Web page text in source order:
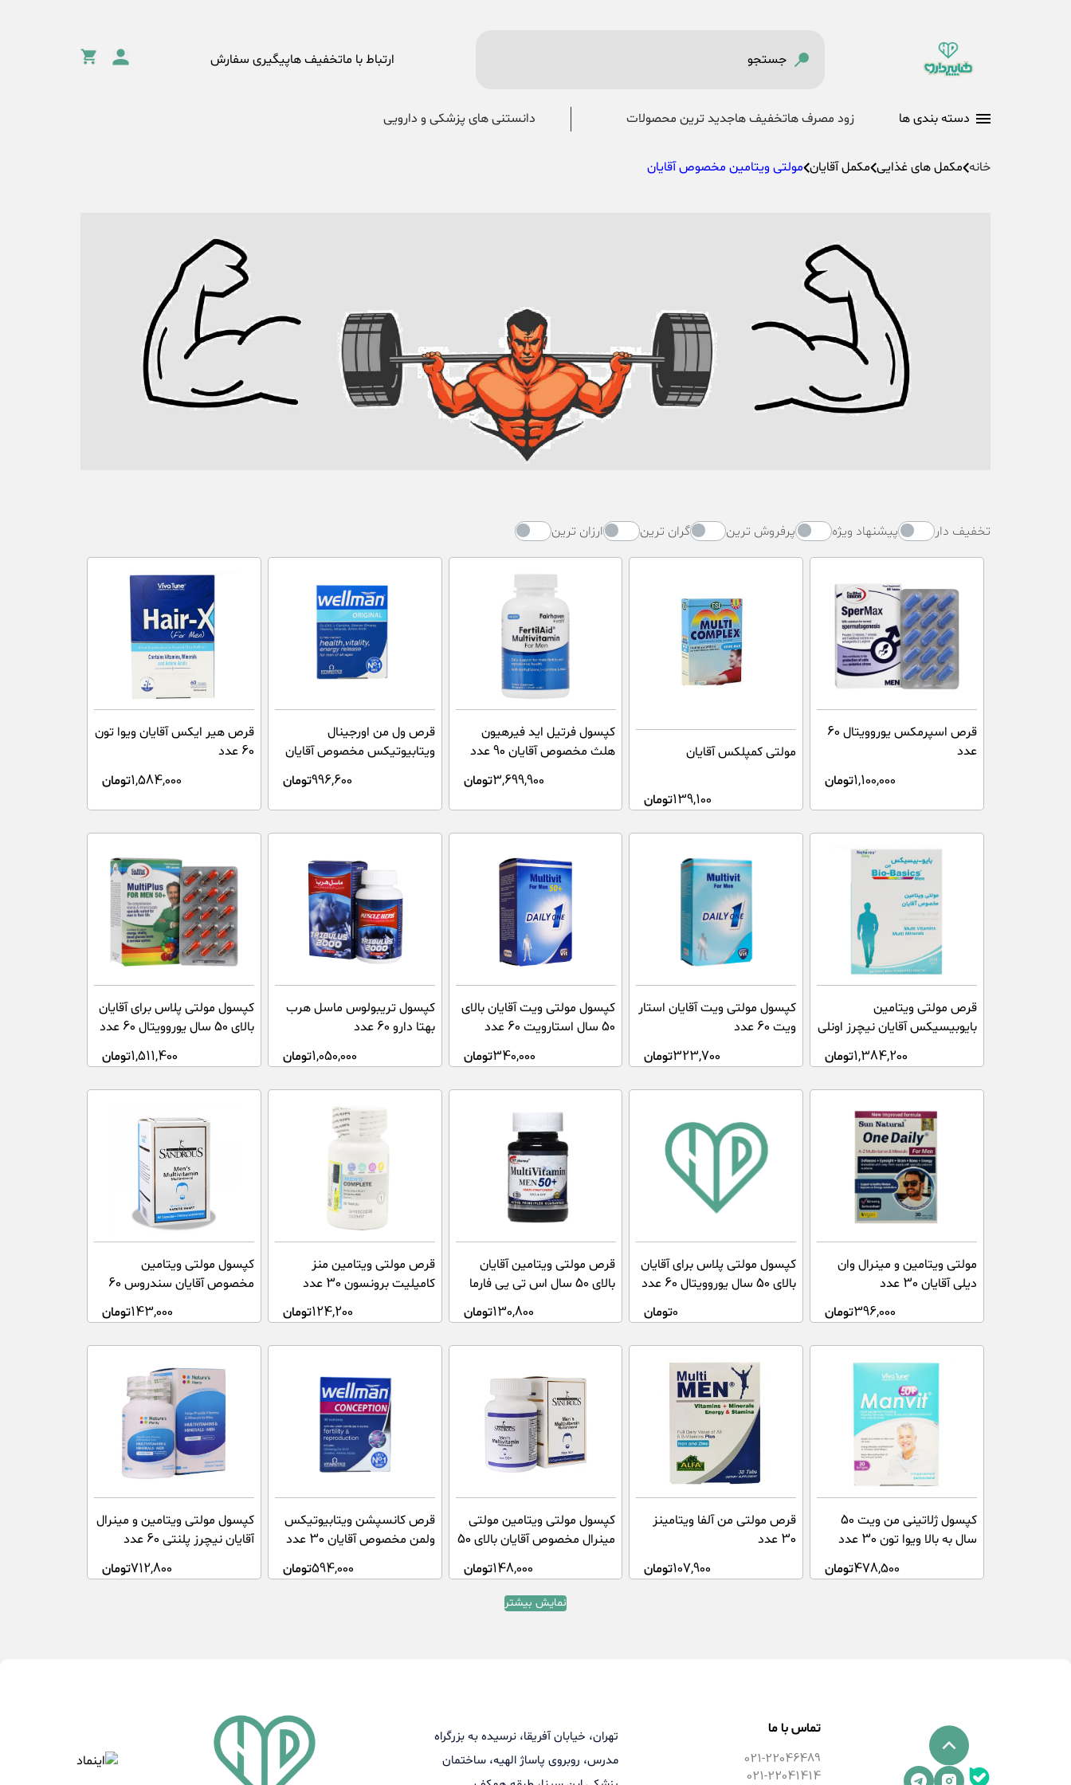
ارتباط با ماتخفیف هاپیگیری سفارش
دسته بندی ها زود مصرف هاتخفیف هاجدید ترین محصولات دانستنی های پزشکی و دارویی
خانه مکمل های غذایی مکمل آقایان مولتی ویتامین مخصوص آقایان
تخفیف دار پیشنهاد ویژه پرفروش ترین گران ترین ارزان ترین
قرص اسپرمکس یوروویتال 60
عدد
1,100,000تومان
مولتی کمپلکس آقایان
139,100تومان
کپسول فرتیل اید فیرهیون
هلث مخصوص آقایان 90 عدد
3,699,900تومان
قرص ول من اورجینال
ویتابیوتیکس مخصوص آقایان
996,600تومان
قرص هیر ایکس آقایان ویوا تون
60 عدد
1,584,000تومان
قرص مولتی ویتامین
بایوبیسیکس آقایان نیچرز اونلی
1,384,200تومان
کپسول مولتی ویت آقایان استار
ویت 60 عدد
323,700تومان
کپسول مولتی ویت آقایان بالای
50 سال استارویت 60 عدد
340,000تومان
کپسول تریبولوس ماسل هرب
بهتا دارو 60 عدد
1,050,000تومان
کپسول مولتی پلاس برای آقایان
بالای 50 سال یوروویتال 60 عدد
1,511,400تومان
مولتی ویتامین و مینرال وان
دیلی آقایان 30 عدد
396,000تومان
کپسول مولتی پلاس برای آقایان
بالای 50 سال یوروویتال 60 عدد
0تومان
قرص مولتی ویتامین آقایان
بالای 50 سال اس تی پی فارما
130,800تومان
قرص مولتی ویتامین منز
کامپلیت برونسون 30 عدد
124,200تومان
کپسول مولتی ویتامین
مخصوص آقایان سندروس 60
143,000تومان
کپسول ژلاتینی من ویت 50
سال به بالا ویوا تون 30 عدد
478,500تومان
قرص مولتی من آلفا ویتامینز
30 عدد
107,900تومان
کپسول مولتی ویتامین مولتی
مینرال مخصوص آقایان بالای 50
148,000تومان
قرص کانسپشن ویتابیوتیکس
ولمن مخصوص آقایان 30 عدد
594,000تومان
کپسول مولتی ویتامین و مینرال
آقایان نیچرز پلنتی 60 عدد
712,800تومان
نمایش بیشتر
تماس با ما
021-22046489
021-22041414
تهران، خیابان آفریقا، نرسیده به بزرگراه
مدرس، روبروی پاساژ الهیه، ساختمان